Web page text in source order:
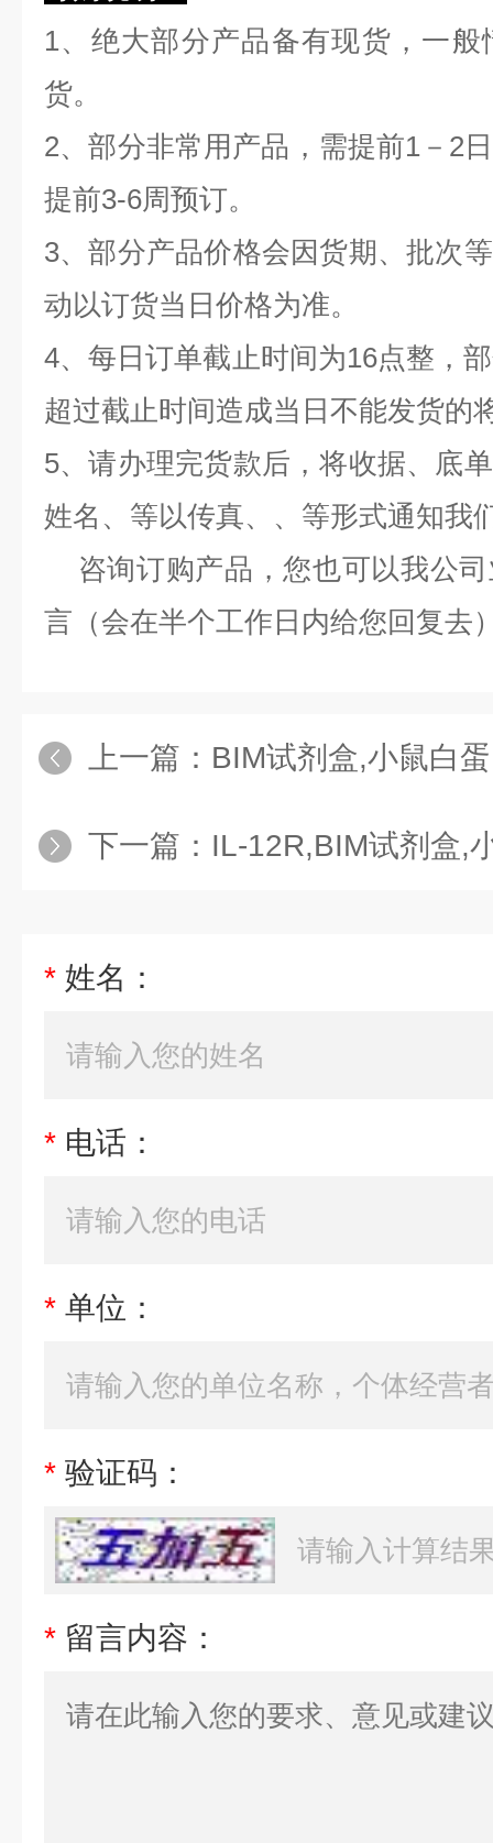
1、绝大部分产品备有现货，一
货。
2、部分非常用产品，需提前1－2
提前3-6周预订。
3、部分产品价格会因货期、批次
动以订货当日价格为准。
4、每日订单截止时间为16点整，
超过截止时间造成当日不能发货的
5、请办理完货款后，将收据、底
姓名、等以传真、、等形式通知我
咨询订购产品，您也可以我公
言（会在半个工作日内给您回复去
上一篇： BIM试剂盒,小鼠白蛋白（
下一篇： IL-12R,BIM试剂盒,小鼠白介
* 姓名：
* 电话：
* 单位：
* 验证码：
* 留言内容：